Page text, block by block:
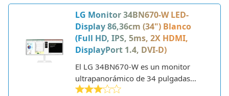
de 3440 x 1440 píxeles, ofrece una
resolución UWQHD que proporciona
más espacio en pantalla y una
experiencia visual más inmersiva.
LG Monitor 34BN670-W LED-
Display 86,36cm (34") Blanco
(Full HD, IPS, 5ms, 2X HDMI,
DisplayPort 1.4, DVI-D)
El LG 34BN670-W es un monitor
ultrapanorámico de 34 pulgadas
diseñado para usuarios que buscan